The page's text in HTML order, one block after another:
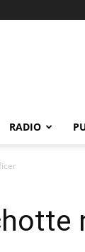
RADIO